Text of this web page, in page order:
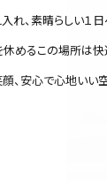
れ、素晴らしい１日
めるこの場所は快
、安心で心地いい